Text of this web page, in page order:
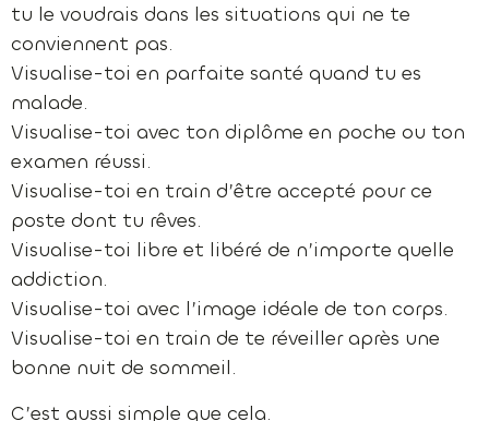
tu le voudrais dans les situations qui ne te
conviennent pas.
Visualise-toi en parfaite santé quand tu es
malade.
Visualise-toi avec ton diplôme en poche ou ton
examen réussi.
Visualise-toi en train d’être accepté pour ce
poste dont tu rêves.
Visualise-toi libre et libéré de n’importe quelle
addiction.
Visualise-toi avec l’image idéale de ton corps.
Visualise-toi en train de te réveiller après une
bonne nuit de sommeil.
C’est aussi simple que cela.